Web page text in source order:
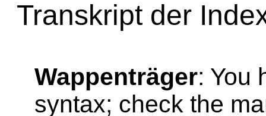
Transkript der
Wappenträger: You
syntax; check the